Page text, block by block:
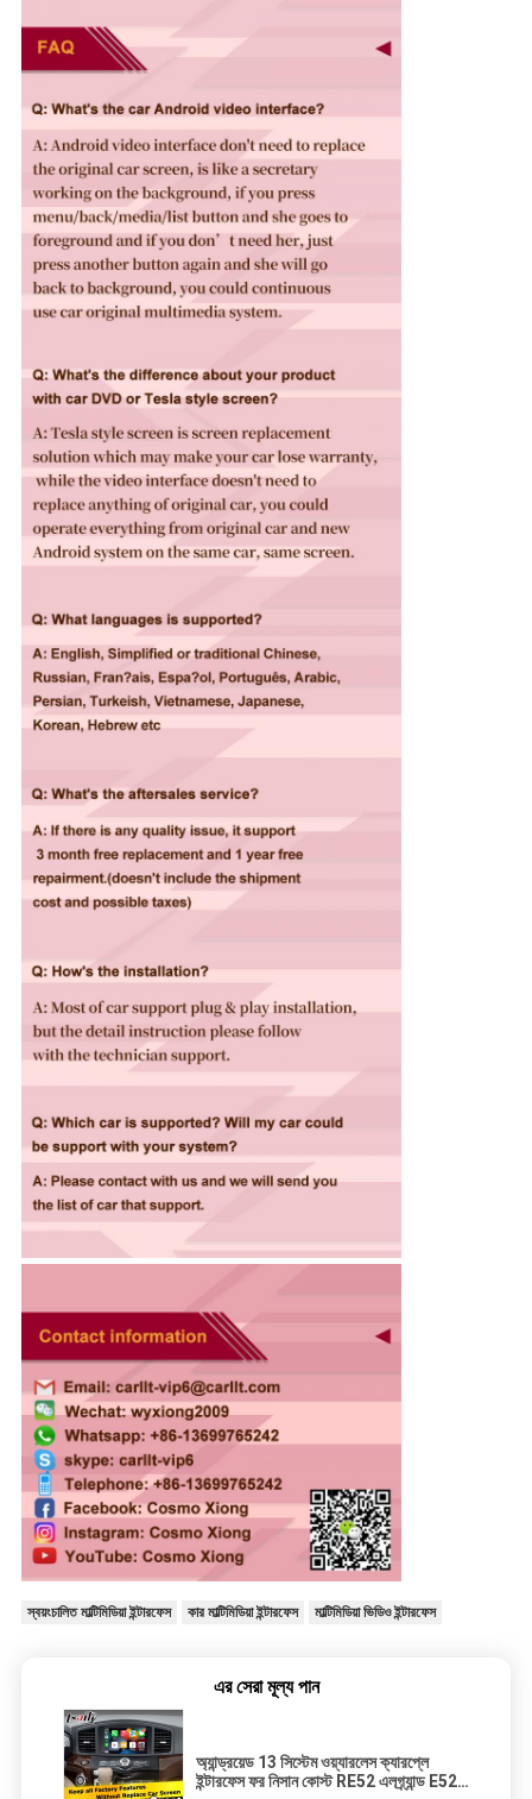
স্বয়ংচালিত মাল্টিমিডিয়া ইন্টারফেস কার মাল্টিমিডিয়া ইন্টারফেস মাল্টিমিডিয়া ভিডিও ইন্টারফেস
এর সেরা মূল্য পান
অ্যান্ড্রয়েড 13 সিস্টেম ওয়্যারলেস ক্যারপ্লে
ইন্টারফেস ফর নিসান কোস্ট RE52 এলগ্র্যান্ড E52